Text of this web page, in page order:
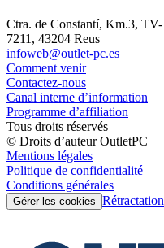
Ctra. de Constantí, Km.3, TV-
7211, 43204 Reus
infoweb@outlet-pc.es
Comment venir
Contactez-nous
Canal interne d’information
Programme d’affiliation
Tous droits réservés
© Droits d’auteur OutletPC
Mentions légales
Politique de confidentialité
Conditions générales
Gérer les cookies Rétractation